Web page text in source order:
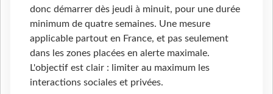
donc démarrer dès jeudi à minuit, pour une durée
minimum de quatre semaines. Une mesure
applicable partout en France, et pas seulement
dans les zones placées en alerte maximale.
L'objectif est clair : limiter au maximum les
interactions sociales et privées.